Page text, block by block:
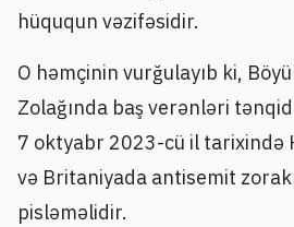
hüququn vəzifəsidir.
O həmçinin vurğulayıb ki,
Zolağında baş verənləri
7 oktyabr 2023-cü il tarixində
və Britaniyada antisemit
pisləməlidir.